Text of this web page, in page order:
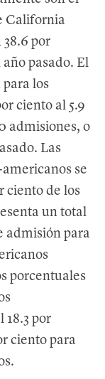
California
por
pasado. El
los
ciento al 5.9
admisiones, o
Las
se
ciento de los
un total
admisión para
porcentuales
18.3 por
ciento para